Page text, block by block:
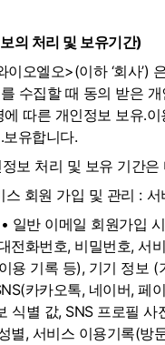
의 처리 및 보유기간)
이오엘오>(이하 ‘회사’)
수집할 때 동의 받은 개
따른 개인정보 보유․
보유합니다.
보 처리 및 보유 기간은
스 회원 가입 및 관리 :
일반 이메일 회원가입
전화번호, 비밀번호, 서
용 기록 등), 기기 정보 (
카카오톡, 네이버, 페
식별 값, SNS 프로필 사
별, 서비스 이용기록(방